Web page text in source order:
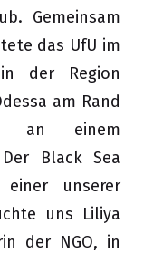
Gemeinsam
das UfU im
der Region
am Rand
an einem
Der Black Sea
einer unserer
uns Liliya
der NGO, in